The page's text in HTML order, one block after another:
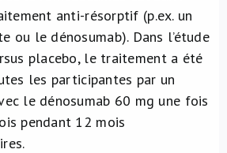
anti-résorptif (p.ex. un
ou le dénosumab). Dans l’étude
placebo, le traitement a été
les participantes par un
le dénosumab 60 mg une fois
pendant 12 mois